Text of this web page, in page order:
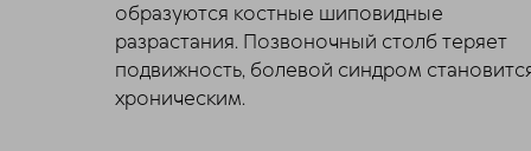
образуются костные шиповидные
разрастания. Позвоночный столб теряет
подвижность, болевой синдром
хроническим.